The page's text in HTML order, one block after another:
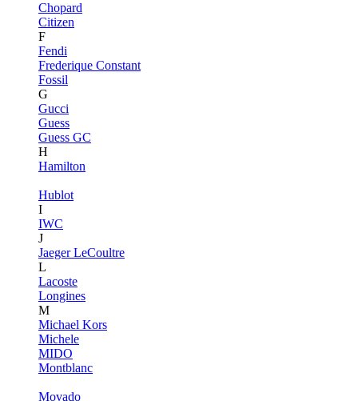
Chopard
Citizen
F
Fendi
Frederique Constant
Fossil
G
Gucci
Guess
Guess GC
H
Hamilton
Hublot
I
IWC
J
Jaeger LeCoultre
L
Lacoste
Longines
M
Michael Kors
Michele
MIDO
Montblanc
Movado